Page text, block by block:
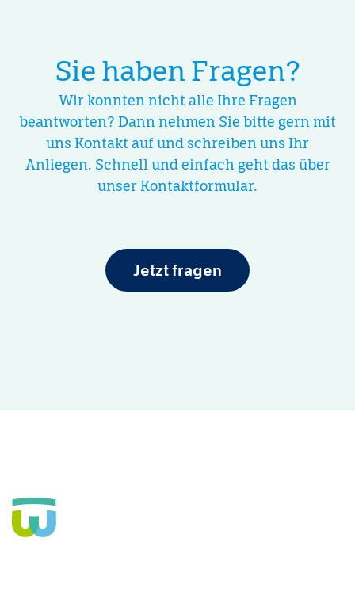
Sie haben Fragen?
Wir konnten nicht alle Ihre Fragen
beantworten? Dann nehmen Sie bitte gern mit
uns Kontakt auf und schreiben uns Ihr
Anliegen. Schnell und einfach geht das über
unser Kontaktformular.
Jetzt fragen